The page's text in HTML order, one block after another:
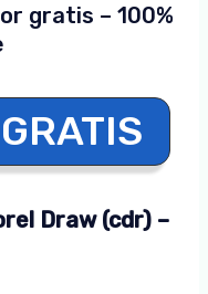
gratis – 100%
Draw (cdr) –